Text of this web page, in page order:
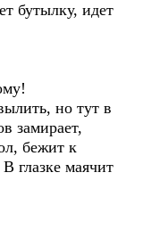
бутылку, идет
но тут в
замирает,
бежит к
глазке маячит